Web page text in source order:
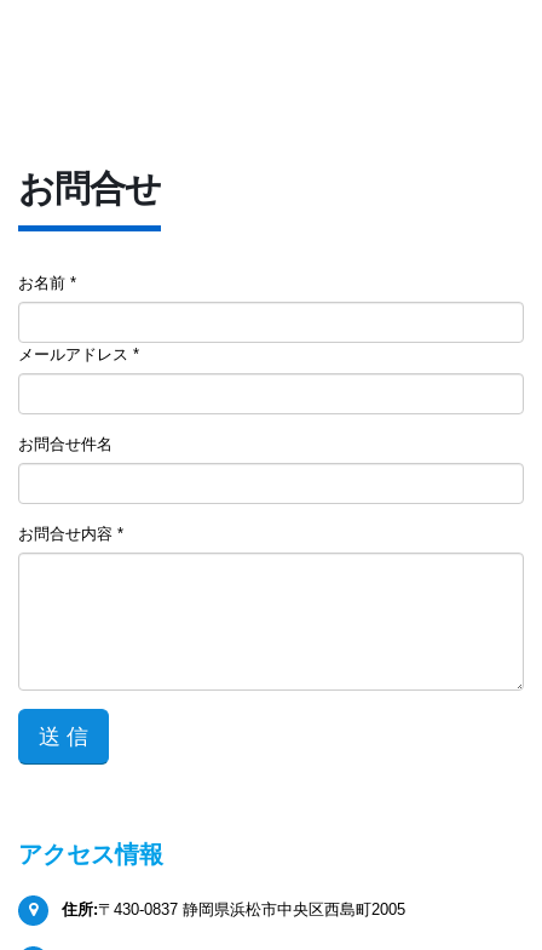
お問合せ
お名前 *
メールアドレス *
お問合せ件名
お問合せ内容 *
アクセス情報
住所:〒430-0837 静岡県浜松市中央区西島町2005